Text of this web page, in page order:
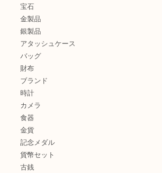
宝石
金製品
銀製品
アタッシュケース
バッグ
財布
ブランド
時計
カメラ
食器
金貨
記念メダル
貨幣セット
古銭